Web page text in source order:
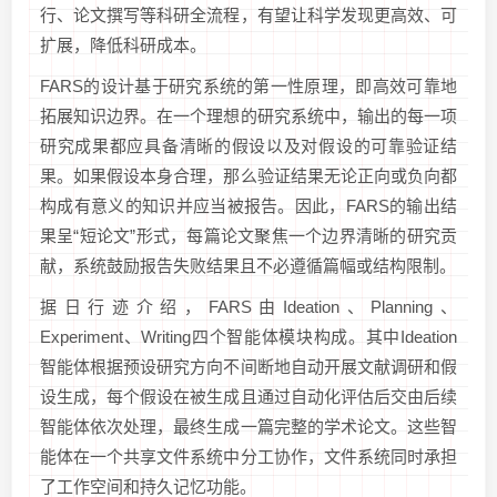
行、论文撰写等科研全流程，有望让科学发现更高效、可
扩展，降低科研成本。
FARS的设计基于研究系统的第一性原理，即高效可靠地
拓展知识边界。在一个理想的研究系统中，输出的每一项
研究成果都应具备清晰的假设以及对假设的可靠验证结
果。如果假设本身合理，那么验证结果无论正向或负向都
构成有意义的知识并应当被报告。因此，FARS的输出结
果呈“短论文”形式，每篇论文聚焦一个边界清晰的研究贡
献，系统鼓励报告失败结果且不必遵循篇幅或结构限制。
据日行迹介绍，FARS由Ideation、Planning、
Experiment、Writing四个智能体模块构成。其中Ideation
智能体根据预设研究方向不间断地自动开展文献调研和假
设生成，每个假设在被生成且通过自动化评估后交由后续
智能体依次处理，最终生成一篇完整的学术论文。这些智
能体在一个共享文件系统中分工协作，文件系统同时承担
了工作空间和持久记忆功能。